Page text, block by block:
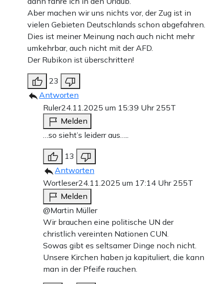
Aber machen wir uns nichts vor, der Zug ist in
vielen Gebieten Deutschlands schon abgefahren.
Dies ist meiner Meinung nach auch nicht mehr
umkehrbar, auch nicht mit der AFD.
Der Rubikon ist überschritten!
23
Antworten
Ruler24.11.2025 um 15:39 Uhr 255T
Melden
…so sieht’s leiderr aus…..
13
Antworten
Wortleser24.11.2025 um 17:14 Uhr 255T
Melden
@Martin Müller
Wir brauchen eine politische UN der
christlich vereinten Nationen CUN.
Sowas gibt es seltsamer Dinge noch nicht.
Unsere Kirchen haben ja kapituliert, die kann
man in der Pfeife rauchen.